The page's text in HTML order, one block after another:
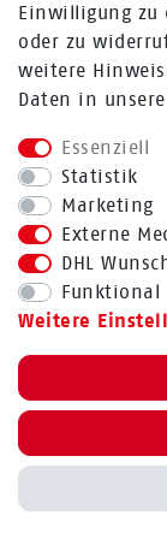
Einwilligung zu
oder zu
weitere
Daten in
Essenziell
Statistik
Marketing
Externe
DHL
Funktional
Weitere
Mehr über
FOLGE UNS
Bestellung